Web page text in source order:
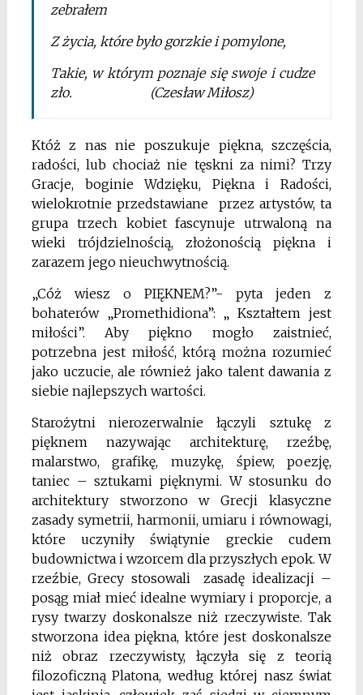
zebrałem
Z życia, które było gorzkie i pomylone,
Takie, w którym poznaje się swoje i cudze
zło. (Czesław Miłosz)
Któż z nas nie poszukuje piękna, szczęścia,
radości, lub chociaż nie tęskni za nimi? Trzy
Gracje, boginie Wdzięku, Piękna i Radości,
wielokrotnie przedstawiane przez artystów, ta
grupa trzech kobiet fascynuje utrwaloną na
wieki trójdzielnością, złożonością piękna i
zarazem jego nieuchwytnością.
„Cóż wiesz o PIĘKNEM?”- pyta jeden z
bohaterów „Promethidiona”: „ Kształtem jest
miłości”. Aby piękno mogło zaistnieć,
potrzebna jest miłość, którą można rozumieć
jako uczucie, ale również jako talent dawania z
siebie najlepszych wartości.
Starożytni nierozerwalnie łączyli sztukę z
pięknem nazywając architekturę, rzeźbę,
malarstwo, grafikę, muzykę, śpiew, poezję,
taniec – sztukami pięknymi. W stosunku do
architektury stworzono w Grecji klasyczne
zasady symetrii, harmonii, umiaru i równowagi,
które uczyniły świątynie greckie cudem
budownictwa i wzorcem dla przyszłych epok. W
rzeźbie, Grecy stosowali zasadę idealizacji –
posąg miał mieć idealne wymiary i proporcje, a
rysy twarzy doskonalsze niż rzeczywiste. Tak
stworzona idea piękna, które jest doskonalsze
niż obraz rzeczywisty, łączyła się z teorią
filozoficzną Platona, według której nasz świat